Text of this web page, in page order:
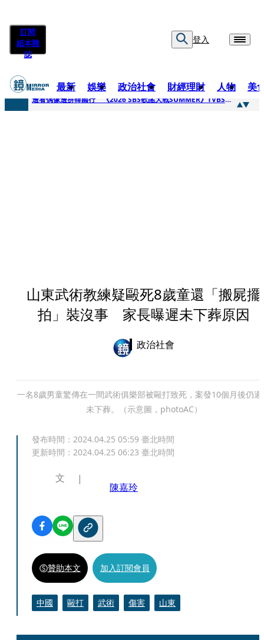
訂閱
紙本雜
誌
登入
最新 娛樂 政治社會 財經理財 人物 美
快訊
邊看偶像邊拚韓國行 《2026 SBS歌謠大戰SUMMER》TVBS直播祭追星福利
山東武術教練疑毆死8歲童還「搬屍擺
拍」裝沒事 家長曝遲未下葬原因
政治社會
一名8歲男童驚傳在一間武術俱樂部被毆打致死，案發10個月後仍
未下葬。（示意圖，photoAC）
發布時間： 2024.04.25 05:59 臺北時間
更新時間： 2024.04.25 06:23 臺北時間
文
陳嘉玲
贊助本文 加入訂閱會員
中國 毆打 武術 傷害 山東